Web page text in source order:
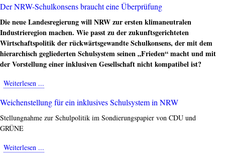
startet
Kampagne
gegen
psychische
Gewalt
-
Seelische
Der NRW-Schulkonsens braucht eine Überprüfung
Die neue Landesregierung will NRW zur ersten klimaneutralen
Industrieregion machen. Wie passt zu der zukunftsgerichteten
Wirtschaftspolitik der rückwärtsgewandte Schulkonsens, der mit dem
hierarchisch gegliederten Schulsystem seinen „Frieden“ macht und mit
der Vorstellung einer inklusiven Gesellschaft nicht kompatibel ist?
Weiterlesen ...
NRW-
Schulkonsens
Weichenstellung für ein inklusives Schulsystem in NRW
Stellungnahme zur Schulpolitik im Sondierungspapier von CDU und
GRÜNE
Weiterlesen ...